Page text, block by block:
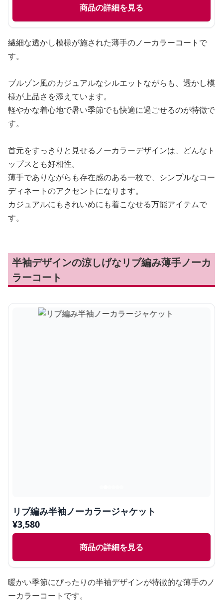
商品の詳細を見る
繊細な透かし模様が施された薄手のノーカラーコートで
す。
ブルゾン風のカジュアルなシルエットながらも、透かし模
様が上品さを添えています。
軽やかな着心地で暑い季節でも快適に過ごせるのが特徴で
す。
首元をすっきりと見せるノーカラーデザインは、どんなト
ップスとも好相性。
薄手でありながらも存在感のある一枚で、シンプルなコー
ディネートのアクセントになります。
カジュアルにもきれいめにも着こなせる万能アイテムで
す。
半袖デザインの涼しげなリブ編み薄手ノーカ
ラーコート
リブ編み半袖ノーカラージャケット
¥3,580
商品の詳細を見る
暖かい季節にぴったりの半袖デザインが特徴的な薄手のノ
ーカラーコートです。